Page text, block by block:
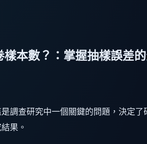
本數？：掌握抽樣誤差
調查研究中一個關鍵的問題，決定
果。